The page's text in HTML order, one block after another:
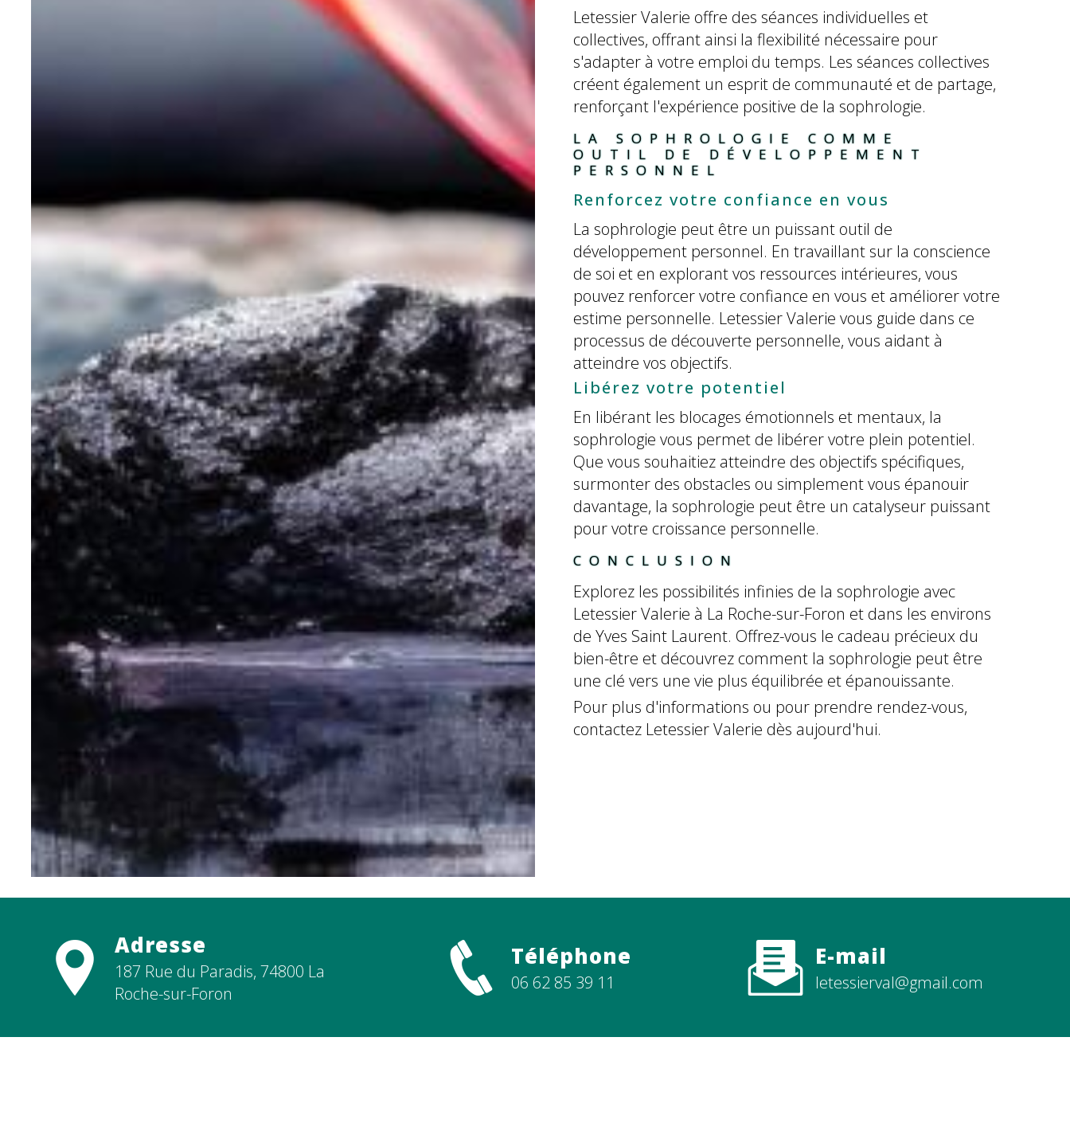
Letessier Valerie offre des séances individuelles et
collectives, offrant ainsi la flexibilité nécessaire pour
s'adapter à votre emploi du temps. Les séances collectives
créent également un esprit de communauté et de partage,
renforçant l'expérience positive de la sophrologie.
LA SOPHROLOGIE COMME
OUTIL DE DÉVELOPPEMENT
PERSONNEL
Renforcez votre confiance en vous
La sophrologie peut être un puissant outil de
développement personnel. En travaillant sur la conscience
de soi et en explorant vos ressources intérieures, vous
pouvez renforcer votre confiance en vous et améliorer votre
estime personnelle. Letessier Valerie vous guide dans ce
processus de découverte personnelle, vous aidant à
atteindre vos objectifs.
Libérez votre potentiel
En libérant les blocages émotionnels et mentaux, la
sophrologie vous permet de libérer votre plein potentiel.
Que vous souhaitiez atteindre des objectifs spécifiques,
surmonter des obstacles ou simplement vous épanouir
davantage, la sophrologie peut être un catalyseur puissant
pour votre croissance personnelle.
CONCLUSION
Explorez les possibilités infinies de la sophrologie avec
Letessier Valerie à La Roche-sur-Foron et dans les environs
de Yves Saint Laurent. Offrez-vous le cadeau précieux du
bien-être et découvrez comment la sophrologie peut être
une clé vers une vie plus équilibrée et épanouissante.
Pour plus d'informations ou pour prendre rendez-vous,
contactez Letessier Valerie dès aujourd'hui.
Adresse
187 Rue du Paradis, 74800 La
Roche-sur-Foron
Téléphone
06 62 85 39 11
E-mail
letessierval@gmail.com